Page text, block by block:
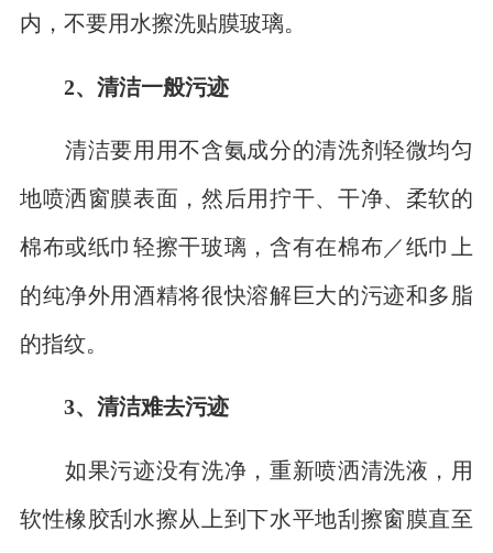
内，不要用水擦洗贴膜玻璃。
2、清洁一般污迹
清洁要用用不含氨成分的清洗剂轻微均匀
地喷洒窗膜表面，然后用拧干、干净、柔软的
棉布或纸巾轻擦干玻璃，含有在棉布／纸巾上
的纯净外用酒精将很快溶解巨大的污迹和多脂
的指纹。
3、清洁难去污迹
如果污迹没有洗净，重新喷洒清洗液，用
软性橡胶刮水擦从上到下水平地刮擦窗膜直至